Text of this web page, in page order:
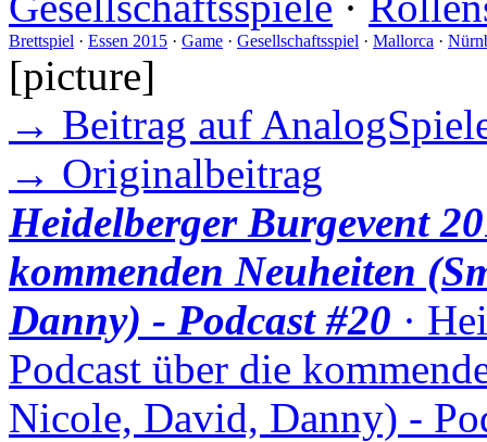
Brettspiel · Essen 2015 · Game · Gesellschaftsspiel · Mallorca ·
[picture]
→ Beitrag auf
→ Originalbeitrag
Heidelberger Burgevent
kommenden Neuheiten
Danny) - Podcast #20 ·
Podcast über die
Nicole, David, Danny) -